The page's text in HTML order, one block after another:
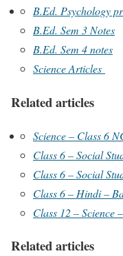
B.Ed. Psychology
B.Ed. Sem 3 Notes
B.Ed. Sem 4 notes
Science Articles
Related articles
Science – Class 6
Class 6 – Social
Class 6 – Social
Class 6 – Hindi –
Class 12 – Science
Related articles